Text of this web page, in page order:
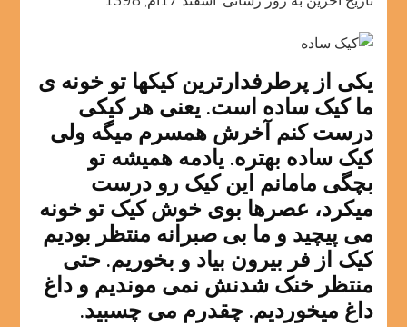
یکی از پرطرفدارترین کیکها تو خونه ی
ما کیک ساده است. یعنی هر کیکی
درست کنم آخرش همسرم میگه ولی
کیک ساده بهتره. یادمه همیشه تو
بچگی مامانم این کیک رو درست
میکرد، عصرها بوی خوش کیک تو خونه
می پیچید و ما بی صبرانه منتظر بودیم
کیک از فر بیرون بیاد و بخوریم. حتی
منتظر خنک شدنش نمی موندیم و داغ
داغ میخوردیم. چقدرم می چسبید.